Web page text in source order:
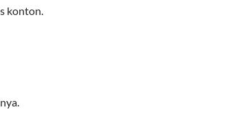
konton.